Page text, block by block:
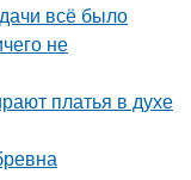
всё было
не
платья в духе